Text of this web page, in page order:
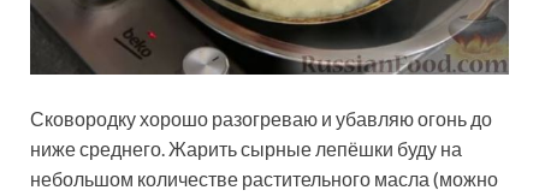
Сковородку хорошо разогреваю и убавляю огонь до
ниже среднего. Жарить сырные лепёшки буду на
небольшом количестве растительного масла (можно